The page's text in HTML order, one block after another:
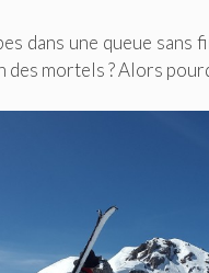
dans une queue
mortels ? Alors